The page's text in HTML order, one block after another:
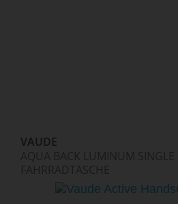
VAUDE
AQUA BACK LUMINUM SINGLE II
FAHRRADTASCHE